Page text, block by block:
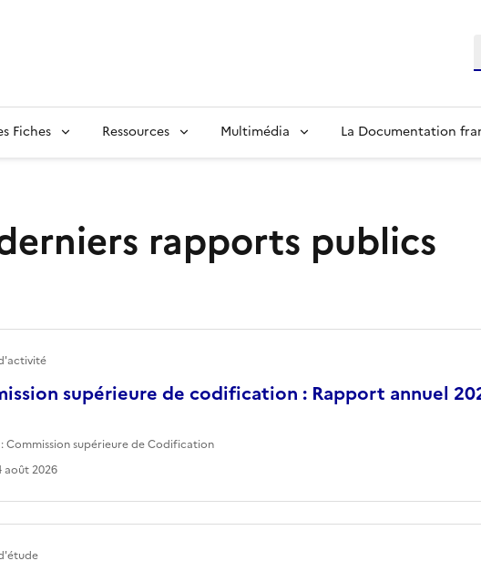
Fiches Ressources Multimédia La Documentation
rapports publics
supérieure de codification : Rapport annuel
Commission supérieure de Codification
août 2026